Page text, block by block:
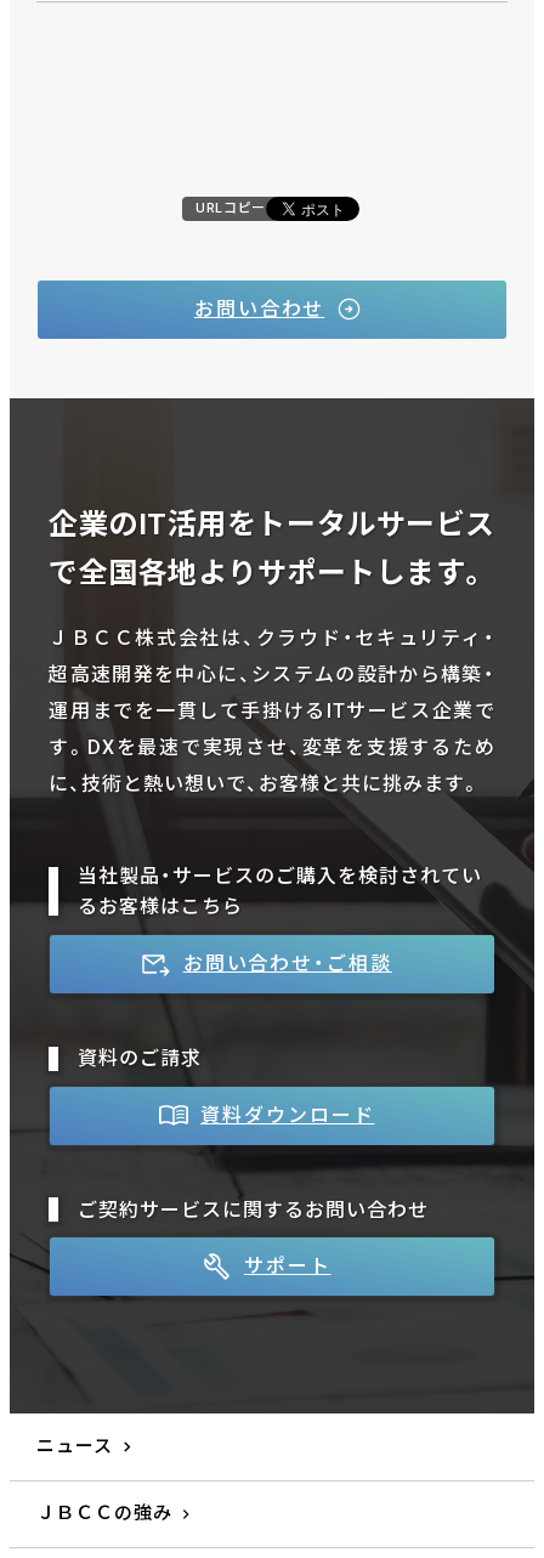
URLコピー
お問い合わせ
企業のIT活用をトータルサービス
で全国各地よりサポートします。
ＪＢＣＣ株式会社は、クラウド・セキュリティ・
超高速開発を中心に、システムの設計から構築・
運用までを一貫して手掛けるITサービス企業で
す。DXを最速で実現させ、変革を支援するため
に、技術と熱い想いで、お客様と共に挑みます。
当社製品・サービスのご購入を検討されてい
るお客様はこちら
お問い合わせ・ご相談
資料のご請求
資料ダウンロード
ご契約サービスに関するお問い合わせ
サポート
ニュース
ＪＢＣＣの強み